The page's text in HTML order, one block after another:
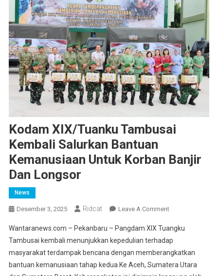
Kodam XIX/Tuanku Tambusai
Kembali Salurkan Bantuan
Kemanusiaan Untuk Korban Banjir
Dan Longsor
News
Desember 3, 2025 Ridcat Leave A CommentOn
XIX/Tuanku
Tambusai
Kembali
Salurkan
Wantaranews.com – Pekanbaru – Pangdam XIX Tuangku
Tambusai kembali menunjukkan kepedulian terhadap
masyarakat terdampak bencana dengan memberangkatkan
bantuan kemanusiaan tahap kedua Ke Aceh, Sumatera Utara